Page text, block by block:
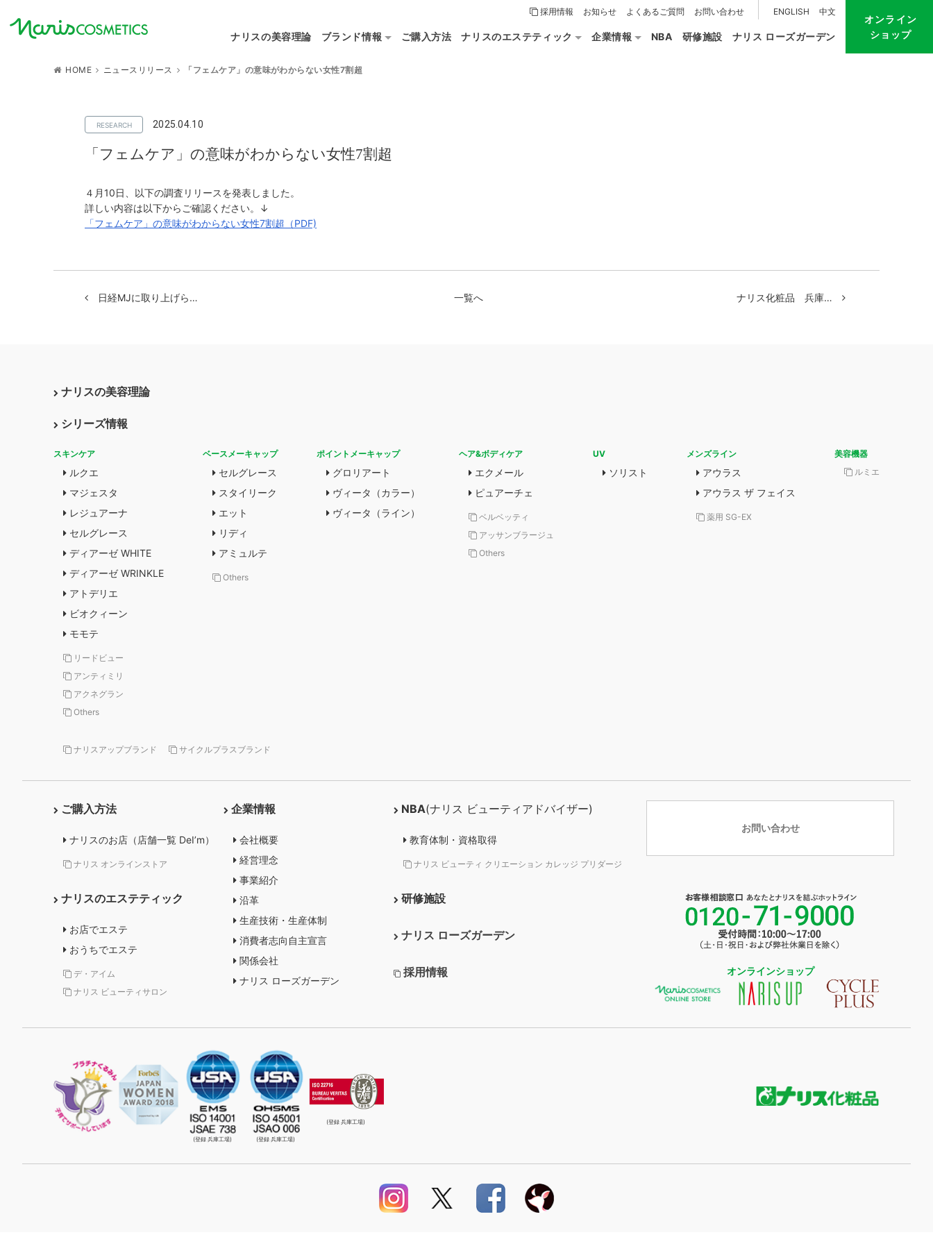
採用情報 お知らせ よくあるご質問 お問い合わせ ENGLISH 中文
オンライン
ショップ
ナリスの美容理論 ブランド情報 ご購入方法 ナリスのエステティック 企業情報 NBA 研修施設 ナリス ローズガーデン
HOME ニュースリリース 「フェムケア」の意味がわからない女性7割超
2025.04.10
「フェムケア」の意味がわからない女性7割超
４月10日、以下の調査リリースを発表しました。
詳しい内容は以下からご確認ください。↓
「フェムケア」の意味がわからない女性7割超（PDF)
日経MJに取り上げら… 一覧へ ナリス化粧品 兵庫…
ナリスの美容理論
シリーズ情報
スキンケア
ルクエ
マジェスタ
レジュアーナ
セルグレース
ディアーゼ WHITE
ディアーゼ WRINKLE
アトデリエ
ビオクィーン
モモテ
リードビュー
アンティミリ
アクネグラン
Others
ベースメーキャップ
セルグレース
スタイリーク
エット
リディ
アミュルテ
Others
ポイントメーキャップ
グロリアート
ヴィータ（カラー）
ヴィータ（ライン）
ヘア&ボディケア
エクメール
ピュアーチェ
ベルベッティ
アッサンブラージュ
Others
UV
ソリスト
メンズライン
アウラス
アウラス ザ フェイス
薬用 SG-EX
美容機器
ルミエ
ナリスアップブランド サイクルプラスブランド
ご購入方法
ナリスのお店（店舗一覧 DeI’m）
ナリス オンラインストア
ナリスのエステティック
お店でエステ
おうちでエステ
デ・アイム
ナリス ビューティサロン
企業情報
会社概要
経営理念
事業紹介
沿革
生産技術・生産体制
消費者志向自主宣言
関係会社
ナリス ローズガーデン
NBA(ナリス ビューティアドバイザー)
教育体制・資格取得
ナリス ビューティ クリエーション カレッジ プリダージ
研修施設
ナリス ローズガーデン
採用情報
お問い合わせ
オンラインショップ
(登録 兵庫工場) (登録 兵庫工場)
(登録 兵庫工場)